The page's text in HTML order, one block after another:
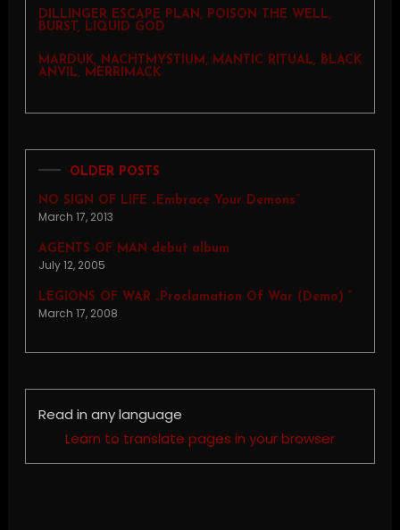
DILLINGER ESCAPE PLAN, POISON THE WELL,
BURST, LIQUID GOD
MARDUK, NACHTMYSTIUM, MANTIC RITUAL, BLACK
ANVIL, MERRIMACK
OLDER POSTS
NO SIGN OF LIFE „Embrace Your Demons”
March 17, 2013
AGENTS OF MAN debut album
July 12, 2005
LEGIONS OF WAR „Proclamation Of War (Demo) ”
March 17, 2008
Read in any language
Learn to translate pages in your browser